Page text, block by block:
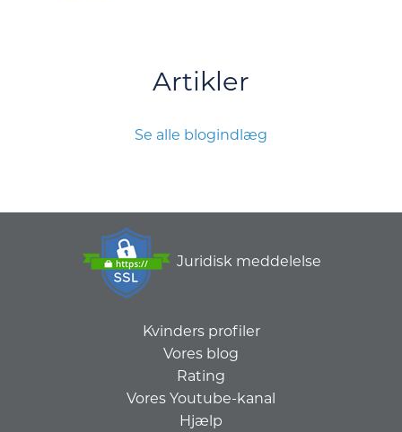
Artikler
Se alle blogindlæg
Juridisk meddelelse
Kvinders profiler
Vores blog
Rating
Vores Youtube-kanal
Hjælp